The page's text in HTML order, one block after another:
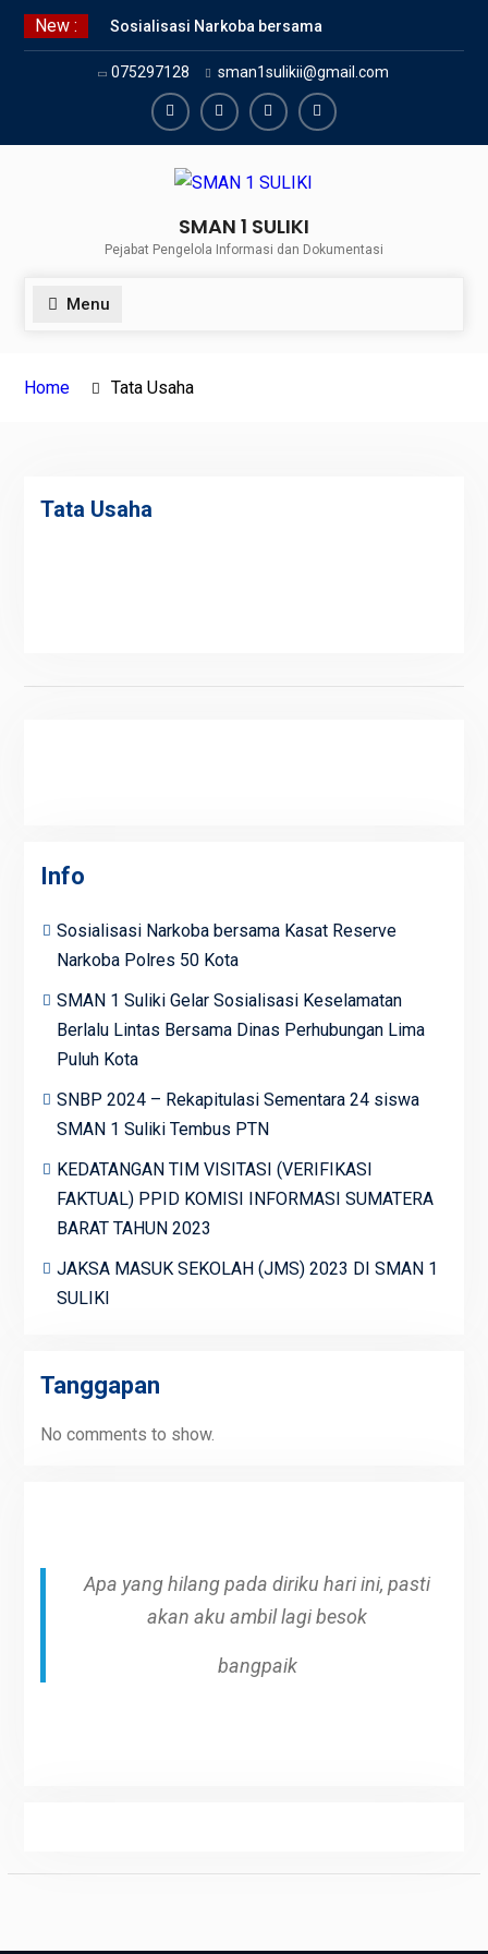
Skip
New :
Sosialisasi Narkoba bersama
Kasat Reserve Narkoba Polres 50
Kota
SMAN 1 Suliki Gelar Sosialisasi
Keselamatan Berlalu Lintas
Lima Puluh Kota
Sementara 24 siswa SMAN 1
Suliki Tembus PTN
075297128 sman1sulikii@gmail.com
FacebookTwiterYoutubeInstagram
SMAN 1 SULIKI
Pejabat Pengelola Informasi dan Dokumentasi
Menu
Home Tata Usaha
Tata Usaha
Info
Sosialisasi Narkoba bersama Kasat Reserve
Narkoba Polres 50 Kota
SMAN 1 Suliki Gelar Sosialisasi Keselamatan
Berlalu Lintas Bersama Dinas Perhubungan Lima
Puluh Kota
SNBP 2024 – Rekapitulasi Sementara 24 siswa
SMAN 1 Suliki Tembus PTN
KEDATANGAN TIM VISITASI (VERIFIKASI
FAKTUAL) PPID KOMISI INFORMASI SUMATERA
BARAT TAHUN 2023
JAKSA MASUK SEKOLAH (JMS) 2023 DI SMAN 1
SULIKI
Tanggapan
No comments to show.
Apa yang hilang pada diriku hari ini, pasti
akan aku ambil lagi besok
bangpaik